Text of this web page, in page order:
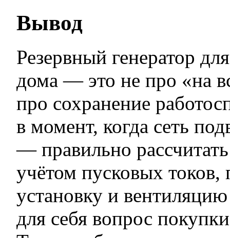
Вывод
Резервный генератор
дома — это не про «на
про сохранение
в момент, когда сеть
— правильно
учётом пусковых токов,
установку и
для себя вопрос